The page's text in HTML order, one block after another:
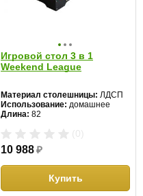
Игровой стол 3 в 1
Weekend League
Материал столешницы: ЛДСП
Использование: домашнее
Длина: 82
10 988₽
Купить